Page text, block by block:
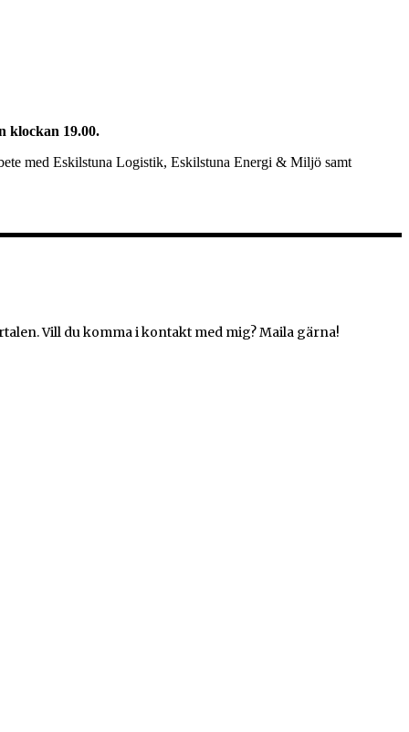
klockan 19.00.
med Eskilstuna Logistik, Eskilstuna Energi & Miljö samt
Vill du komma i kontakt med mig? Maila gärna!